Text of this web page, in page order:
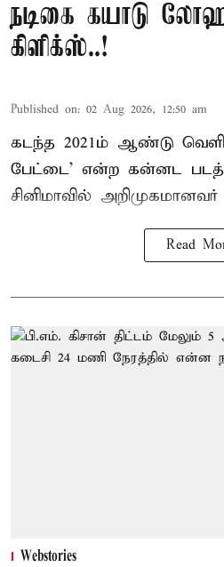
நடிகை கயாடு
கிளிக்ஸ்..!
Published on: 02 Aug 2026, 12:50 am
கடந்த 2021ம் ஆண்டு
பேட்டை' என்ற கன்னட
சினிமாவில்
Read
Webstories